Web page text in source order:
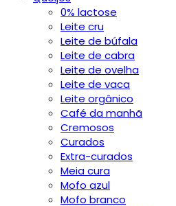
0% lactose
Leite cru
Leite de búfala
Leite de cabra
Leite de ovelha
Leite de vaca
Leite orgânico
Café da manhã
Cremosos
Curados
Extra-curados
Meia cura
Mofo azul
Mofo branco